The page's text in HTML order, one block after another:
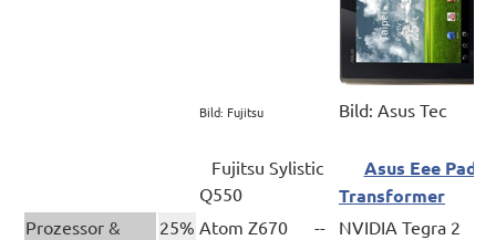
Bild: Fujitsu Bild: Asus Tec
Fujitsu Sylistic
Q550
Asus Eee Pad
Transformer
Prozessor &
25% Atom Z670 -- NVIDIA Tegra 2